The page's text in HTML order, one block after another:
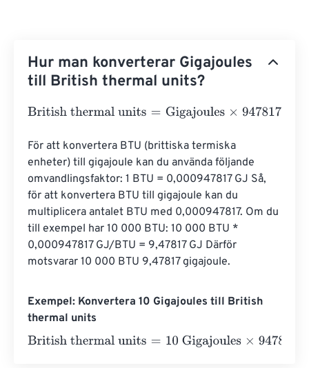
Hur man konverterar Gigajoules
till British thermal units?
British thermal units=Gigajoules×947817.12031
För att konvertera BTU (brittiska termiska
enheter) till gigajoule kan du använda följande
omvandlingsfaktor: 1 BTU = 0,000947817 GJ Så,
för att konvertera BTU till gigajoule kan du
multiplicera antalet BTU med 0,000947817. Om du
till exempel har 10 000 BTU: 10 000 BTU *
0,000947817 GJ/BTU = 9,47817 GJ Därför
motsvarar 10 000 BTU 9,47817 gigajoule.
Exempel: Konvertera 10 Gigajoules till British
thermal units
British thermal units=10 Gigajoules×947817.12031=